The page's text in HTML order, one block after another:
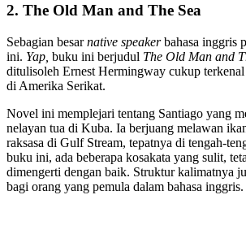
2. The Old Man and The Sea
Sebagian besarnative speakerbahasa inggris
ini. Yap, buku ini berjudul The Old Man and
ditulisoleh Ernest Hermingway cukup terkenal
di Amerika Serikat.
Novel ini memplejari tentang Santiago yang
nelayan tua di Kuba. Ia berjuang melawan
raksasa di Gulf Stream, tepatnya di tengah-
buku ini, ada beberapa kosakata yang sulit,
dimengerti dengan baik. Struktur kalimatnya
bagi orang yang pemula dalam bahasa inggris.